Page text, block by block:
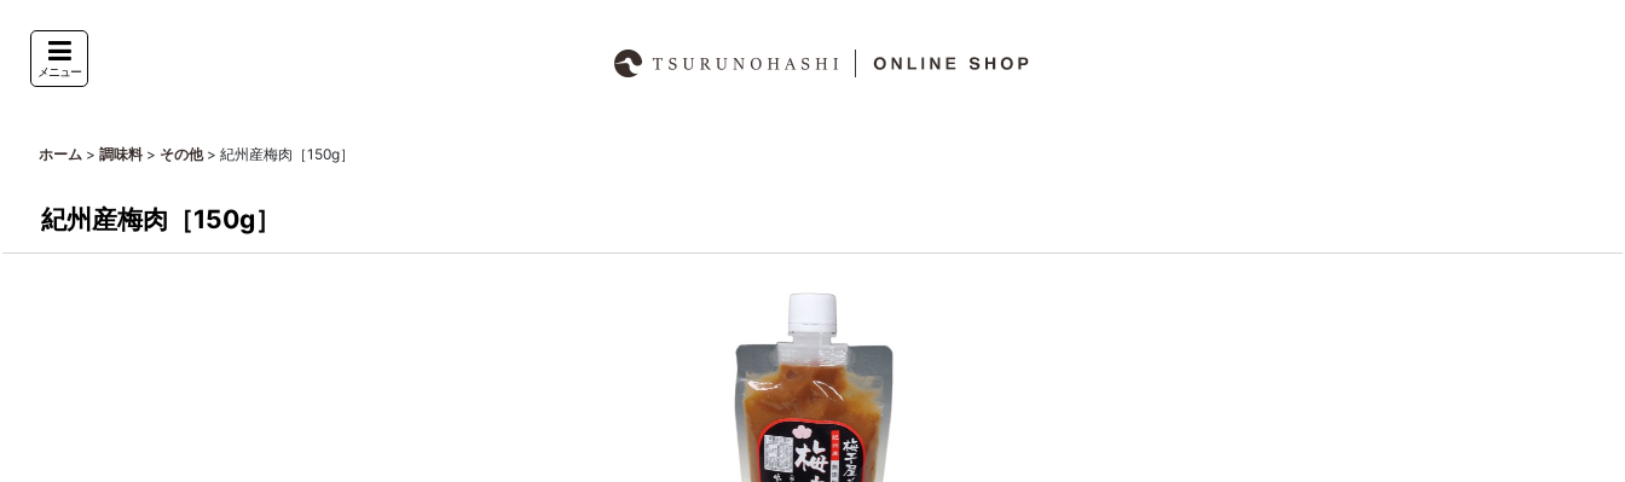
メニュー
ホーム > 調味料 > その他 > 紀州産梅肉［150g］
紀州産梅肉［150g］